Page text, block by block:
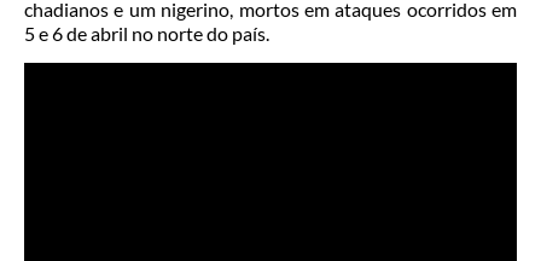
chadianos e um nigerino, mortos em ataques ocorridos em
5 e 6 de abril no norte do país.